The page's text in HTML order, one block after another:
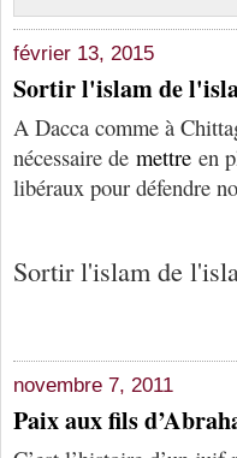
février 13, 2015
Sortir l'islam de
A Dacca comme à
nécessaire de mettre en
libéraux pour défendre
Sortir l'islam de
novembre 7, 2011
Paix aux fils